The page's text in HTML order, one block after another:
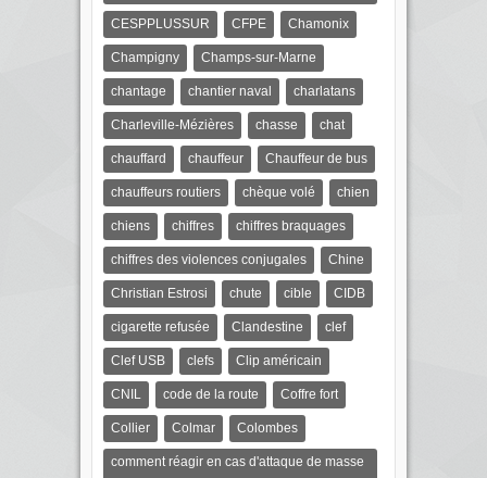
CESPPLUSSUR CFPE Chamonix
Champigny Champs-sur-Marne
chantage chantier naval charlatans
Charleville-Mézières chasse chat
chauffard chauffeur Chauffeur de bus
chauffeurs routiers chèque volé chien
chiens chiffres chiffres braquages
chiffres des violences conjugales Chine
Christian Estrosi chute cible CIDB
cigarette refusée Clandestine clef
Clef USB clefs Clip américain
CNIL code de la route Coffre fort
Collier Colmar Colombes
comment réagir en cas d'attaque de masse